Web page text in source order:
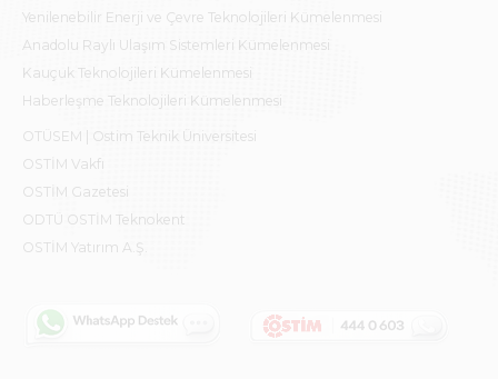
Yenilenebilir Enerji ve Çevre Teknolojileri Kümelenmesi
Anadolu Raylı Ulaşım Sistemleri Kümelenmesi
Kauçuk Teknolojileri Kümelenmesi
Haberleşme Teknolojileri Kümelenmesi
OTÜSEM | Ostim Teknik Üniversitesi
OSTİM Vakfı
OSTİM Gazetesi
ODTÜ OSTİM Teknokent
OSTİM Yatırım A.Ş.